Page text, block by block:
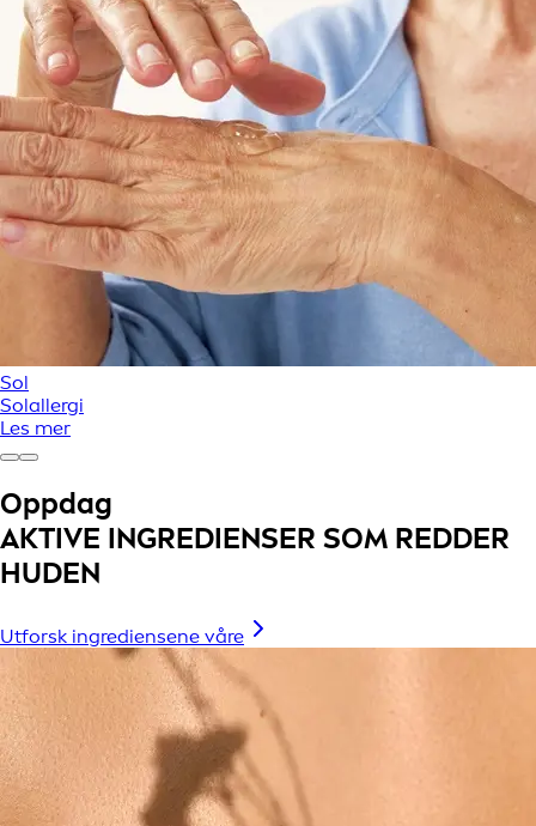
Sol
Solallergi
Les mer
Oppdag
AKTIVE INGREDIENSER SOM REDDER
HUDEN
Utforsk ingrediensene våre